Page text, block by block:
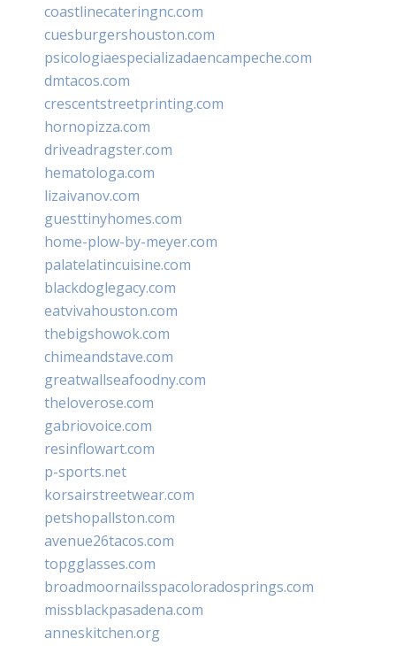
coastlinecateringnc.com
cuesburgershouston.com
psicologiaespecializadaencampeche.com
dmtacos.com
crescentstreetprinting.com
hornopizza.com
driveadragster.com
hematologa.com
lizaivanov.com
guesttinyhomes.com
home-plow-by-meyer.com
palatelatincuisine.com
blackdoglegacy.com
eatvivahouston.com
thebigshowok.com
chimeandstave.com
greatwallseafoodny.com
theloverose.com
gabriovoice.com
resinflowart.com
p-sports.net
korsairstreetwear.com
petshopallston.com
avenue26tacos.com
topgglasses.com
broadmoornailsspacoloradosprings.com
missblackpasadena.com
anneskitchen.org